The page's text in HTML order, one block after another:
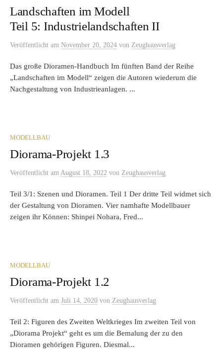
Landschaften im Modell
Teil 5: Industrielandschaften II
Veröffentlicht am November 20, 2024 von Zeughausverlag
Das große Dioramen-Handbuch Im fünften Band der Reihe
„Landschaften im Modell“ zeigen die Autoren wiederum die
Nachgestaltung von Industrieanlagen. ...
MODELLBAU
Diorama-Projekt 1.3
Veröffentlicht am August 18, 2022 von Zeughausverlag
Teil 3/1: Szenen und Dioramen. Teil 1 Der dritte Teil widmet sich
der Gestaltung von Dioramen. Vier namhafte Modellbauer
zeigen ihr Können: Shinpei Nohara, Fred...
MODELLBAU
Diorama-Projekt 1.2
Veröffentlicht am Juli 14, 2020 von Zeughausverlag
Teil 2: Figuren des Zweiten Weltkrieges Im zweiten Teil von
„Diorama Projekt“ geht es um die Bemalung der zu den
Dioramen gehörigen Figuren. Diesmal...